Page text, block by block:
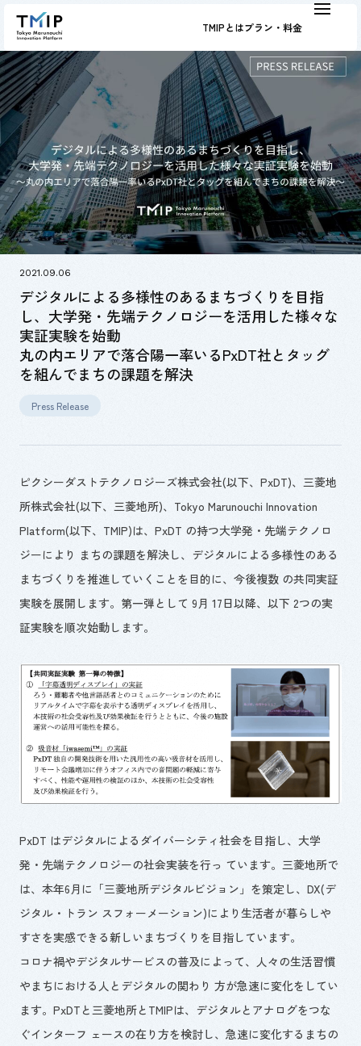
TMIPとはプラン・料金
2021.09.06
デジタルによる多様性のあるまちづくりを目指
し、大学発・先端テクノロジーを活用した様々な
実証実験を始動
丸の内エリアで落合陽一率いるPxDT社とタッグ
を組んでまちの課題を解決
Press Release
ピクシーダストテクノロジーズ株式会社(以下、PxDT)、三菱地
所株式会社(以下、三菱地所)、Tokyo Marunouchi Innovation
Platform(以下、TMIP)は、PxDT の持つ大学発・先端テクノロ
ジーにより まちの課題を解決し、デジタルによる多様性のある
まちづくりを推進していくことを目的に、今後複数 の共同実証
実験を展開します。第一弾として 9月 17日以降、以下 2つの実
証実験を順次始動します。
PxDT はデジタルによるダイバーシティ社会を目指し、大学
発・先端テクノロジーの社会実装を行っ ています。三菱地所で
は、本年6月に「三菱地所デジタルビジョン」を策定し、DX(デ
ジタル・トラン スフォーメーション)により生活者が暮らしや
すさを実感できる新しいまちづくりを目指しています。
コロナ禍やデジタルサービスの普及によって、人々の生活習慣
やまちにおける人とデジタルの関わり 方が急速に変化をしてい
ます。PxDTと三菱地所とTMIPは、デジタルとアナログをつな
ぐインターフ ェースの在り方を検討し、急速に変化するまちの